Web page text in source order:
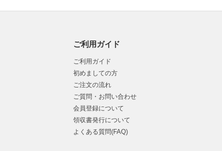
ご利用ガイド
ご利用ガイド
初めましての方
ご注文の流れ
ご質問・お問い合わせ
会員登録について
領収書発行について
よくある質問(FAQ)